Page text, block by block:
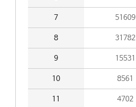
7 51609
8 31782
9 15531
10 8561
11 4702